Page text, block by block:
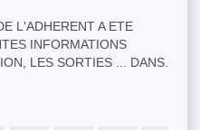
L'ADHERENT A ETE
INFORMATIONS
LES SORTIES ... DANS.